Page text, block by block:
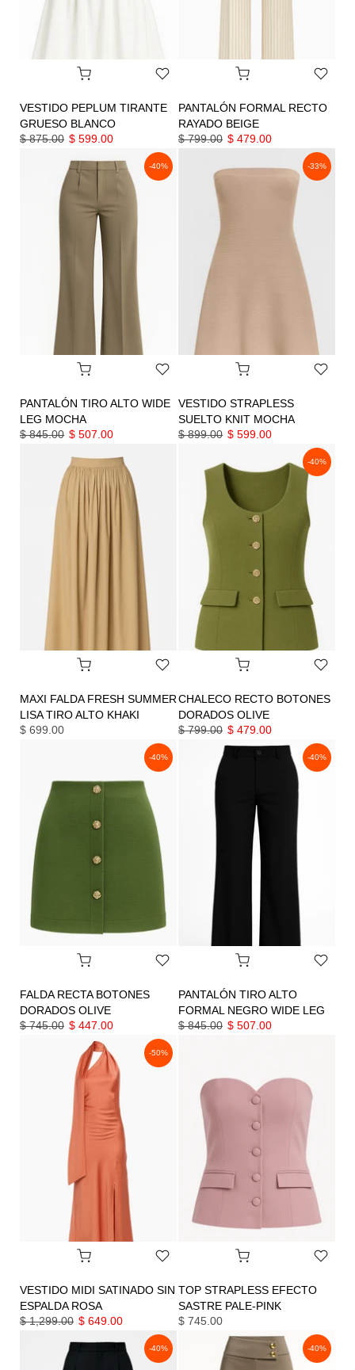
VESTIDO PEPLUM TIRANTE
GRUESO BLANCO
$ 875.00 $ 599.00
PANTALÓN FORMAL RECTO
RAYADO BEIGE
$ 799.00 $ 479.00
-40%
PANTALÓN TIRO ALTO WIDE
LEG MOCHA
$ 845.00 $ 507.00
-33%
VESTIDO STRAPLESS
SUELTO KNIT MOCHA
$ 899.00 $ 599.00
MAXI FALDA FRESH SUMMER
LISA TIRO ALTO KHAKI
$ 699.00
-40%
CHALECO RECTO BOTONES
DORADOS OLIVE
$ 799.00 $ 479.00
-40%
FALDA RECTA BOTONES
DORADOS OLIVE
$ 745.00 $ 447.00
-40%
PANTALÓN TIRO ALTO
FORMAL NEGRO WIDE LEG
$ 845.00 $ 507.00
-50%
VESTIDO MIDI SATINADO SIN
ESPALDA ROSA
$ 1,299.00 $ 649.00
TOP STRAPLESS EFECTO
SASTRE PALE-PINK
$ 745.00
-40% -40%